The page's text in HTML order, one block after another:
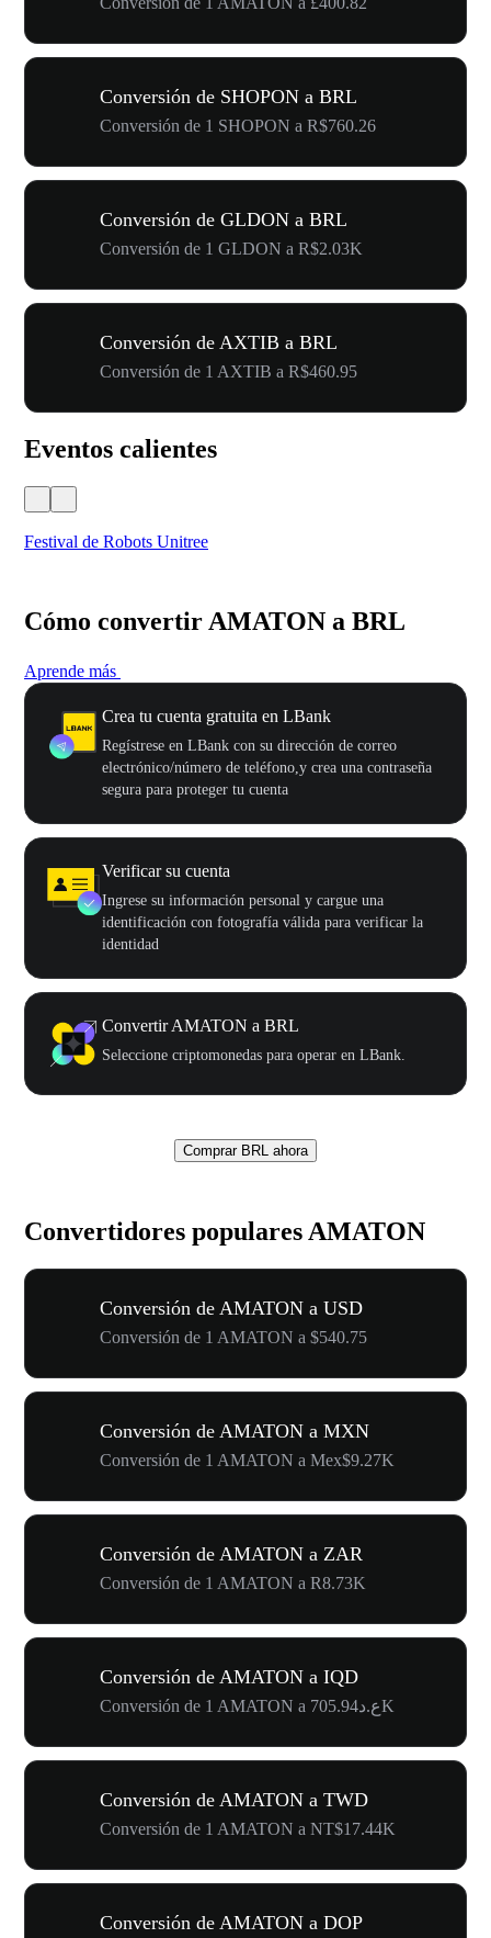
Conversión de SHOPON a BRL
Conversión de 1 SHOPON a R$760.26
Conversión de GLDON a BRL
Conversión de 1 GLDON a R$2.03K
Conversión de AXTIB a BRL
Conversión de 1 AXTIB a R$460.95
Eventos calientes
Festival de Robots Unitree
Cómo convertir AMATON a BRL
Aprende más
Crea tu cuenta gratuita en LBank
Regístrese en LBank con su dirección de correo
electrónico/número de teléfono,y crea una contraseña
segura para proteger tu cuenta
Verificar su cuenta
Ingrese su información personal y cargue una
identificación con fotografía válida para verificar la
identidad
Convertir AMATON a BRL
Seleccione criptomonedas para operar en LBank.
Comprar BRL ahora
Convertidores populares AMATON
Conversión de AMATON a USD
Conversión de 1 AMATON a $540.75
Conversión de AMATON a MXN
Conversión de 1 AMATON a Mex$9.27K
Conversión de AMATON a ZAR
Conversión de 1 AMATON a R8.73K
Conversión de AMATON a IQD
Conversión de 1 AMATON a ع.د705.94K
Conversión de AMATON a TWD
Conversión de 1 AMATON a NT$17.44K
Conversión de AMATON a DOP